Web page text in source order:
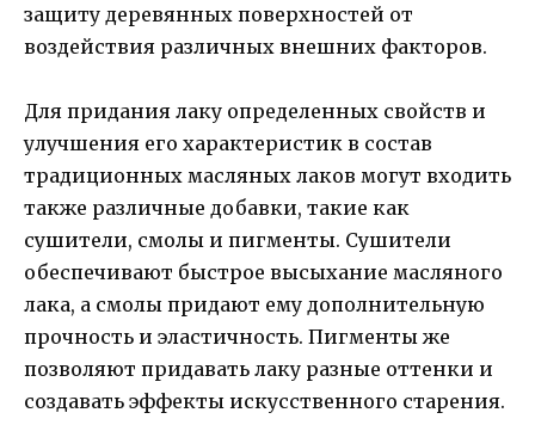
защиту деревянных поверхностей от
воздействия различных внешних факторов.
Для придания лаку определенных свойств и
улучшения его характеристик в состав
традиционных масляных лаков могут входить
также различные добавки, такие как
сушители, смолы и пигменты. Сушители
обеспечивают быстрое высыхание масляного
лака, а смолы придают ему дополнительную
прочность и эластичность. Пигменты же
позволяют придавать лаку разные оттенки и
создавать эффекты искусственного старения.